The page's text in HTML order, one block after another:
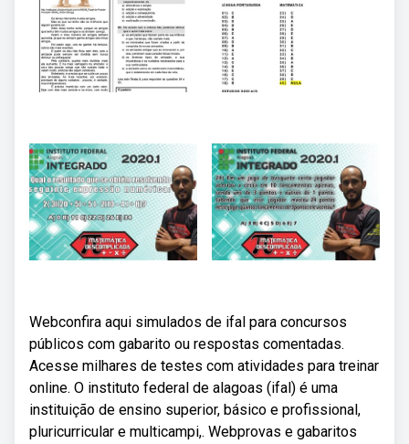
Webconfira aqui simulados de ifal para concursos
públicos com gabarito ou respostas comentadas.
Acesse milhares de testes com atividades para treinar
online. O instituto federal de alagoas (ifal) é uma
instituição de ensino superior, básico e profissional,
pluricurricular e multicampi,. Webprovas e gabaritos